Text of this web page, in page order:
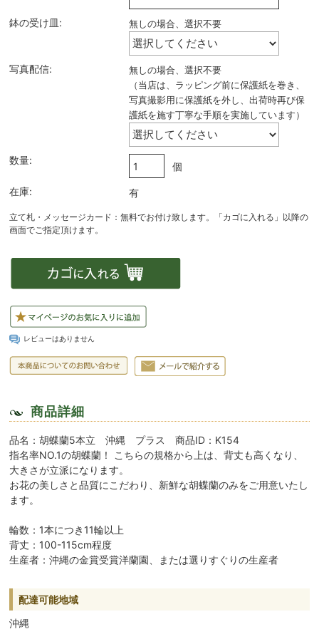
鉢の受け皿: 無しの場合、選択不要
写真配信:
無しの場合、選択不要
（当店は、ラッピング前に保護紙を巻き、
写真撮影用に保護紙を外し、出荷時再び保
護紙を施す丁寧な手順を実施しています）
数量: 個
在庫: 有
レビューはありません
商品詳細
品名：胡蝶蘭5本立 沖縄 プラス 商品ID：K154
指名率NO.1の胡蝶蘭！ こちらの規格から上は、背丈も高くなり、
大きさが立派になります。
お花の美しさと品質にこだわり、新鮮な胡蝶蘭のみをご用意いたし
ます。
輪数：1本につき11輪以上
背丈：100-115cm程度
生産者：沖縄の金賞受賞洋蘭園、または選りすぐりの生産者
配達可能地域
沖縄